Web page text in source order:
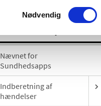
Samtykkevalg
Nødvendig
Nævnet for
Sundhedsapps
Indberetning af
hændelser